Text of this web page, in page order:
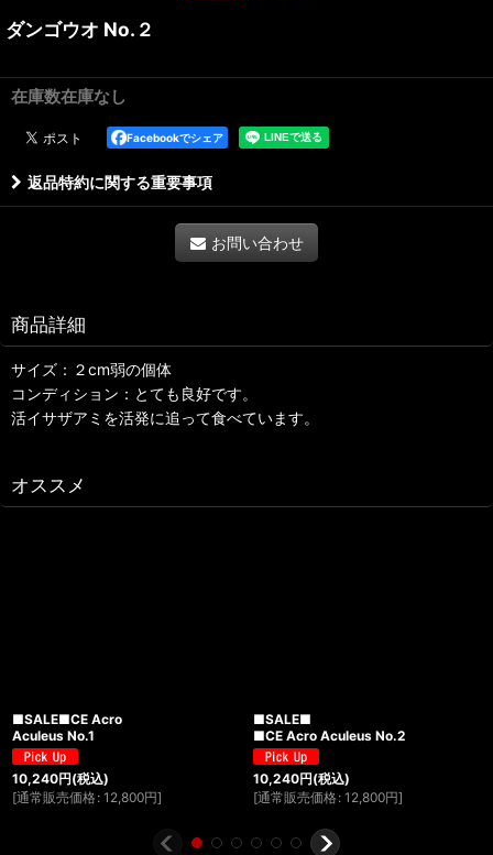
ダンゴウオ No.２
在庫数在庫なし
Facebookでシェア
返品特約に関する重要事項
お問い合わせ
商品詳細
サイズ：２cm弱の個体
コンディション：とても良好です。
活イサザアミを活発に追って食べています。
オススメ
■SALE■CE Acro
Aculeus No.1
10,240円(税込)
[通常販売価格 : 12,800円]
■SALE■
■CE Acro Aculeus No.2
10,240円(税込)
[通常販売価格 : 12,800円]